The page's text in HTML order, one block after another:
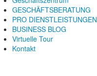
GESCHÄFTSBERATUNG
PRO DIENSTLEISTUNGEN
BUSINESS BLOG
Virtuelle Tour
Kontakt